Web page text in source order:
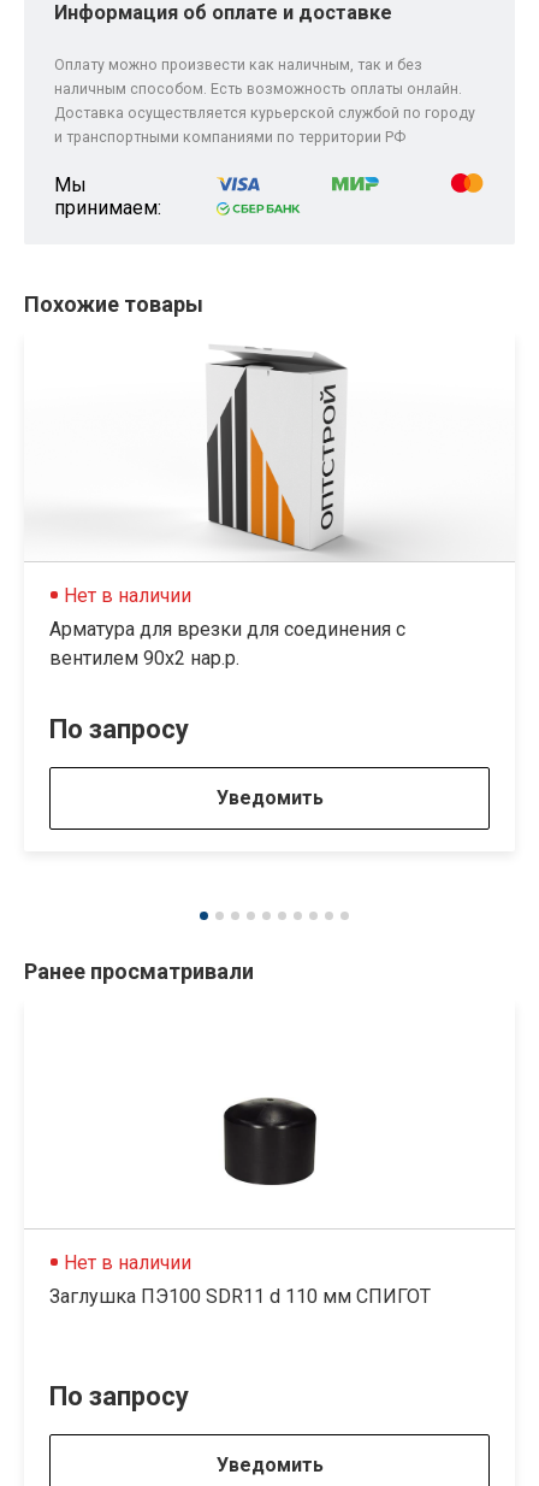
Информация об оплате и доставке
Оплату можно произвести как наличным, так и без
наличным способом. Есть возможность оплаты онлайн.
Доставка осуществляется курьерской службой по городу
и транспортными компаниями по территории РФ
Мы
принимаем:
Похожие товары
Нет в наличии
Арматура для врезки для соединения с
вентилем 90х2 нар.р.
По запросу
Уведомить
Ранее просматривали
Нет в наличии
Заглушка ПЭ100 SDR11 d 110 мм СПИГОТ
По запросу
Уведомить